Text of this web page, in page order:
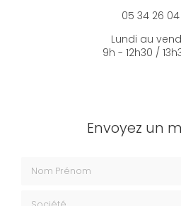
05 34 26
Lundi au
9h - 12h30 /
Envoyez un